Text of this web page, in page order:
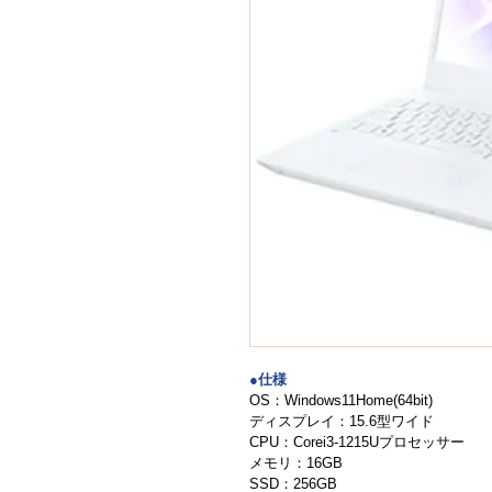
●仕様
OS：Windows11Home(64bit)
ディスプレイ：15.6型ワイド
CPU：Corei3-1215Uプロセッサー
メモリ：16GB
SSD：256GB